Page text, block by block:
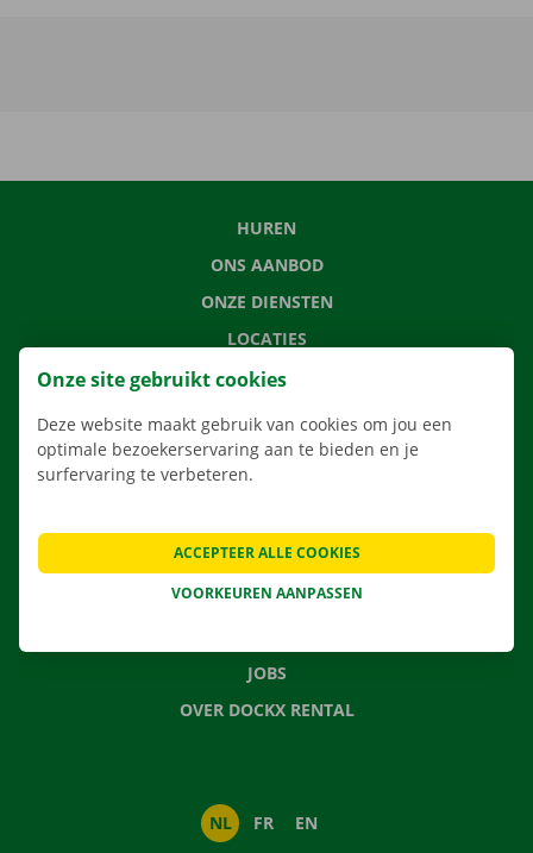
HUREN
ONS AANBOD
ONZE DIENSTEN
LOCATIES
APP
VERHUISOPLOSSINGEN
VEELGESTELDE VRAGEN
NIEUWS
JOBS
OVER DOCKX RENTAL
NL FR EN
Onze site gebruikt cookies
Deze website maakt gebruik van cookies om jou een
optimale bezoekerservaring aan te bieden en je
surfervaring te verbeteren.
VOORKEUREN AANPASSEN
ACCEPTEER ALLE COOKIES